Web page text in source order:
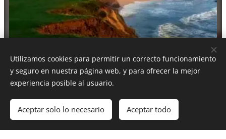
RITZ HALF MOON BAY
Utilizamos cookies para permitir un correcto funcionamiento
y seguro en nuestra página web, y para ofrecer la mejor
experiencia posible al usuario.
Aceptar solo lo necesario Aceptar todo